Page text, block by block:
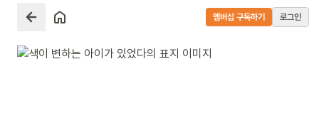
멤버십 구독하기 로그인